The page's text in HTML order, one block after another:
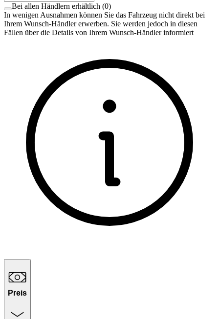
Bei allen Händlern erhältlich (0)
In wenigen Ausnahmen können Sie das Fahrzeug nicht direkt bei
Ihrem Wunsch-Händler erwerben. Sie werden jedoch in diesen
Fällen über die Details von Ihrem Wunsch-Händler informiert
Preis